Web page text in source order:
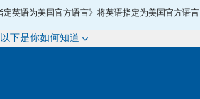
定英语为美国官方语言》将英语指定为美国官方语
以下是你如何知道